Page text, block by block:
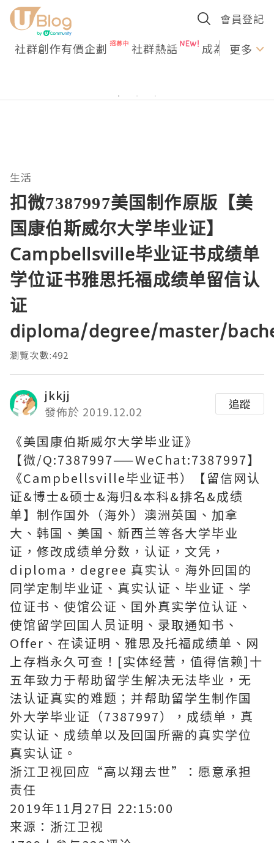
會員登記
社群創作有價企劃 社群熱話 成為U更多
生活
扣微7387997美国制作原版【美
国康伯斯威尔大学毕业证】
Campbellsville毕业证书成绩单
学位证书雅思托福成绩单留信认
证
diploma/degree/master/
瀏覽次數:492
jkkjj
發佈於 2019.12.02
追蹤
《美国康伯斯威尔大学毕业证》
【微/Q:7387997——WeChat:7387997】
《Campbellsville毕业证书）【留信网认
证&博士&硕士&海归&本科&排名&成绩
单】制作国外（海外）澳洲英国、加拿
大、韩国、美国、新西兰等各大学毕业
证，修改成绩单分数，认证，文凭，
diploma，degree 真实认。海外回囯的
同学定制毕业证、真实认证、毕业证、学
位证书、使馆公证、囯外真实学位认证、
使馆留学回囯人员证明、录取通知书、
Offer、在读证明、雅思及托福成绩单、网
上存档永久可查！[实体经营，值得信赖]十
五年致力于帮助留学生解决无法毕业，无
法认证真实的难题；并帮助留学生制作国
外大学毕业证（7387997），成绩单，真
实认证、成绩单以及回国所需的真实学位
真实认证。
浙江卫视回应“高以翔去世”：愿意承担
责任
2019年11月27日 22:15:00
来源：浙江卫视